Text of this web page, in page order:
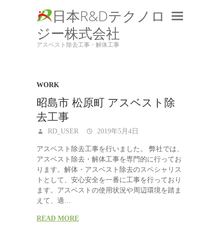
日本R&Dテクノロ
ジー株式会社
アスベスト除去工事・解体工事
WORK
昭島市 松原町 アスベスト除
去工事
RD_USER 2019年5月4日
アスベスト除去工事を行いました。 弊社では、
アスベスト除去・解体工事を専門的に行ってお
ります。解体・アスベスト除去のスペシャリス
トとして、安心安全を一番に工事を行っており
ます。アスベストの使用状況や周辺環境を踏ま
えて、適…
READ MORE